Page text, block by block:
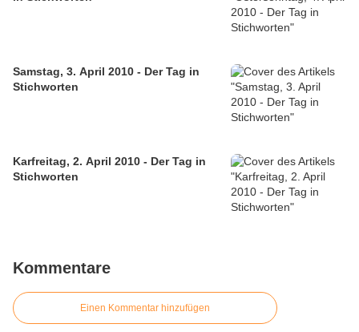
Samstag, 3. April 2010 - Der Tag in
Stichworten
Karfreitag, 2. April 2010 - Der Tag in
Stichworten
Kommentare
Einen Kommentar hinzufügen